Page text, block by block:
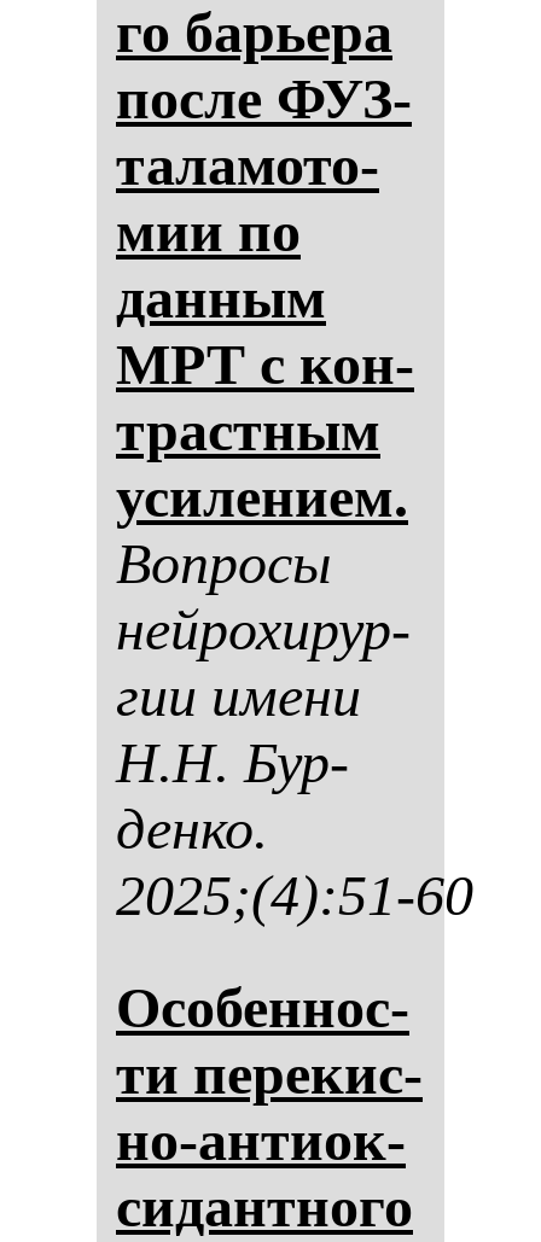
го барье­ра
пос­ле ФУЗ-
та­ла­мо­то­
мии по
дан­ным
МРТ с кон­
трастным
уси­ле­ни­ем.
Воп­ро­сы
ней­ро­хи­рур­
гии име­ни
Н.Н. Бур­
ден­ко.
2025;(4):51-60
Осо­бен­нос­
ти пе­ре­кис­
но-ан­ти­ок­
си­дан­тно­го